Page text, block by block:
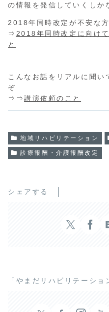
の情報を発信していくしか
2018年同時改定が不安な
⇒ 2018年同時改定に向け
と
こんなお話をリアルに聞い
ぞ
⇒⇒講演依頼のこと
地域リハビリテーション
診療報酬・介護報酬改定
シェアする
「やまだリハビリテーシ